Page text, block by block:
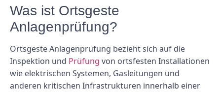
Was ist Ortsgeste
Anlagenprüfung?
Ortsgeste Anlagenprüfung bezieht sich auf die
Inspektion und Prüfung von ortsfesten Installationen
wie elektrischen Systemen, Gasleitungen und
anderen kritischen Infrastrukturen innerhalb einer